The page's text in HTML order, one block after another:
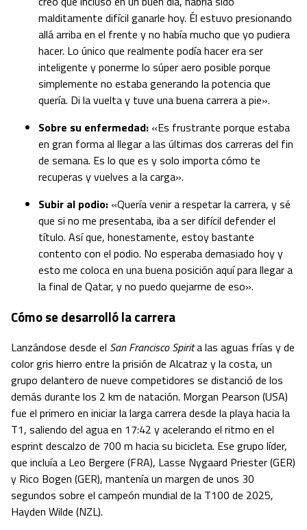
malditamente difícil ganarle hoy. Él estuvo presionando
allá arriba en el frente y no había mucho que yo pudiera
hacer. Lo único que realmente podía hacer era ser
inteligente y ponerme lo súper aero posible porque
simplemente no estaba generando la potencia que
quería. Di la vuelta y tuve una buena carrera a pie».
Sobre su enfermedad: «Es frustrante porque estaba
en gran forma al llegar a las últimas dos carreras del fin
de semana. Es lo que es y solo importa cómo te
recuperas y vuelves a la carga».
Subir al podio: «Quería venir a respetar la carrera, y sé
que si no me presentaba, iba a ser difícil defender el
título. Así que, honestamente, estoy bastante
contento con el podio. No esperaba demasiado hoy y
esto me coloca en una buena posición aquí para llegar a
la final de Qatar, y no puedo quejarme de eso».
Cómo se desarrolló la carrera
Lanzándose desde el San Francisco Spirita las aguas frías y de
color gris hierro entre la prisión de Alcatraz y la costa, un
grupo delantero de nueve competidores se distanció de los
demás durante los 2 km de natación. Morgan Pearson (USA)
fue el primero en iniciar la larga carrera desde la playa hacia la
T1, saliendo del agua en 17:42 y acelerando el ritmo en el
esprint descalzo de 700 m hacia su bicicleta. Ese grupo líder,
que incluía a Leo Bergere (FRA), Lasse Nygaard Priester (GER)
y Rico Bogen (GER), mantenía un margen de unos 30
segundos sobre el campeón mundial de la T100 de 2025,
Hayden Wilde (NZL).